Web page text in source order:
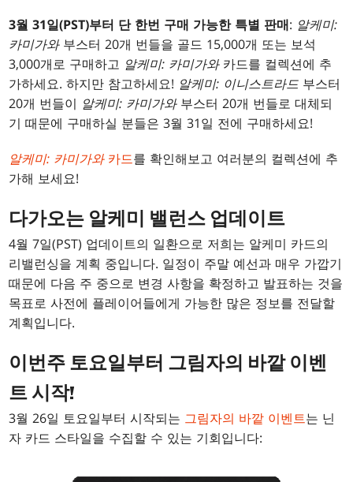
3월 31일(PST)부터 단 한번 구매 가능한 특별 판매: 알케미:
카미가와부스터 20개 번들을 골드 15,000개 또는 보석
3,000개로 구매하고 알케미: 카미가와카드를 컬렉션에 추
가하세요. 하지만 참고하세요! 알케미: 이니스트라드 부스터
20개 번들이 알케미: 카미가와부스터 20개 번들로 대체되
기 때문에 구매하실 분들은 3월 31일 전에 구매하세요!
알케미: 카미가와카드를 확인해보고 여러분의 컬렉션에 추
가해 보세요!
다가오는 알케미 밸런스 업데이트
4월 7일(PST) 업데이트의 일환으로 저희는 알케미 카드의
리밸런싱을 계획 중입니다. 일정이 주말 예선과 매우 가깝기
때문에 다음 주 중으로 변경 사항을 확정하고 발표하는 것을
목표로 사전에 플레이어들에게 가능한 많은 정보를 전달할
계획입니다.
이번주 토요일부터 그림자의 바깥 이벤
트 시작!
3월 26일 토요일부터 시작되는 그림자의 바깥 이벤트는 닌
자 카드 스타일을 수집할 수 있는 기회입니다: